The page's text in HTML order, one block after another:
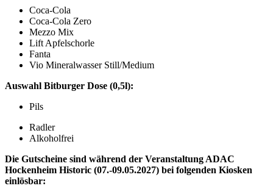
Coca-Cola
Coca-Cola Zero
Mezzo Mix
Lift Apfelschorle
Fanta
Vio Mineralwasser Still/Medium
Auswahl Bitburger Dose (0,5l):
Pils
Radler
Alkoholfrei
Die Gutscheine sind während der Veranstaltung ADAC
Hockenheim Historic (07.-09.05.2027) bei folgenden Kiosken
einlösbar: